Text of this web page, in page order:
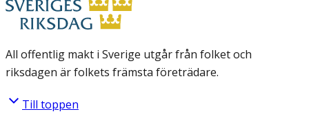
All offentlig makt i Sverige utgår från folket och
riksdagen är folkets främsta företrädare.
Till toppen